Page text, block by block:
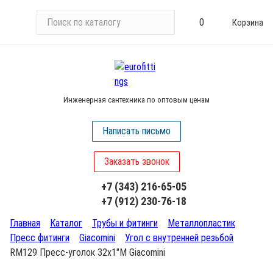
и
у
0 Корзина
Инженерная сантехника по оптовым ценам
Написать письмо
Заказать звонок
+7 (343) 216-65-05
+7 (912) 230-76-18
Главная Каталог Трубы и фитинги
Металлопластик
Пресс фитинги
Giacomini
Угол с внутренней резьбой
RM129 Пресс-уголок 32х1"М Giacomini